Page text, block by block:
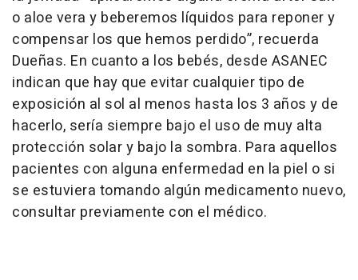
o aloe vera y beberemos líquidos para reponer y
compensar los que hemos perdido”, recuerda
Dueñas. En cuanto a los bebés, desde ASANEC
indican que hay que evitar cualquier tipo de
exposición al sol al menos hasta los 3 años y de
hacerlo, sería siempre bajo el uso de muy alta
protección solar y bajo la sombra. Para aquellos
pacientes con alguna enfermedad en la piel o si
se estuviera tomando algún medicamento nuevo,
consultar previamente con el médico.